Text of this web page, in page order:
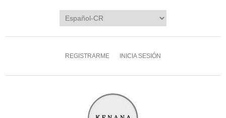
REGISTRARME INICIA SESIÓN